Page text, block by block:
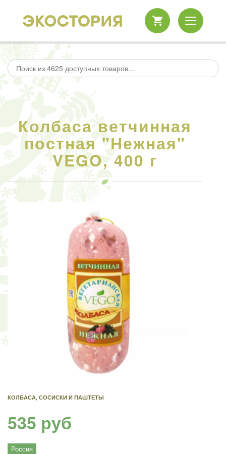
Колбаса ветчинная
постная "Нежная"
VEGO, 400 г
КОЛБАСА, СОСИСКИ И ПАШТЕТЫ
535 руб
Россия